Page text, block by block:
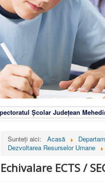
Școlar Județean
Sunteți aici: Acasă
Dezvoltarea Resurselor Umane
Echivalare ECTS /